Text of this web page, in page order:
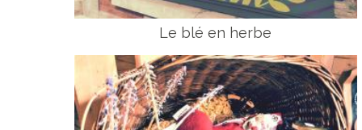
Le blé en herbe